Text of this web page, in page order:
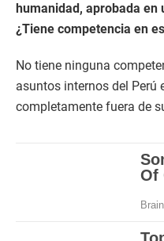
humanidad, aprobada en
¿Tiene competencia en
No tiene ninguna
asuntos internos del Perú
completamente fuera de